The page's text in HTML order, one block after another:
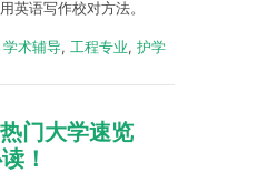
英语写作校对方法。
学术辅导, 工程专业, 护学
门大学速览
！